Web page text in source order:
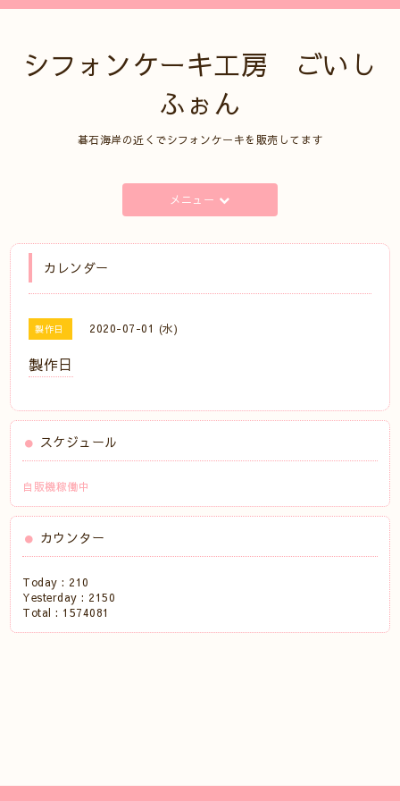
シフォンケーキ工房 ごいし
ふぉん
碁石海岸の近くでシフォンケーキを販売してます
メニュー
カレンダー
製作日 2020-07-01 (水)
製作日
スケジュール
自販機稼働中
カウンター
Today : 210
Yesterday : 2150
Total : 1574081